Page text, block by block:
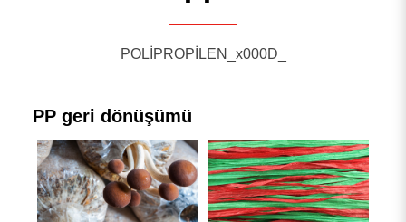
POLİPROPİLEN_x000D_
PP geri dönüşümü